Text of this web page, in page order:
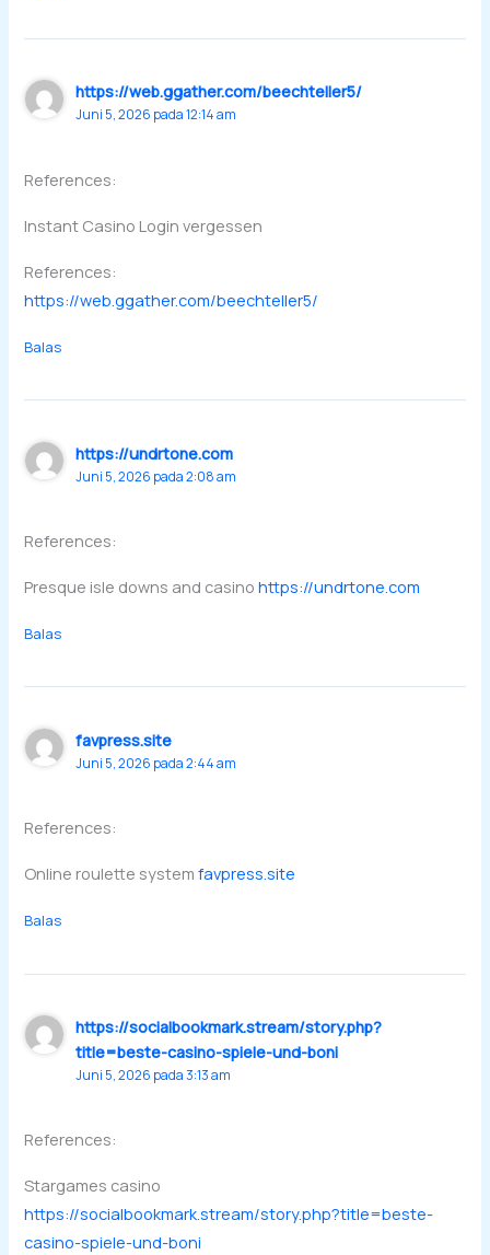
https://web.ggather.com/beechteller5/
Juni 5, 2026 pada 12:14 am
References:
Instant Casino Login vergessen
References:
https://web.ggather.com/beechteller5/
Balas
https://undrtone.com
Juni 5, 2026 pada 2:08 am
References:
Presque isle downs and casinohttps://undrtone.com
Balas
favpress.site
Juni 5, 2026 pada 2:44 am
References:
Online roulette systemfavpress.site
Balas
https://socialbookmark.stream/story.php?
title=beste-casino-spiele-und-boni
Juni 5, 2026 pada 3:13 am
References:
Stargames casino
https://socialbookmark.stream/story.php?title=beste-
casino-spiele-und-boni